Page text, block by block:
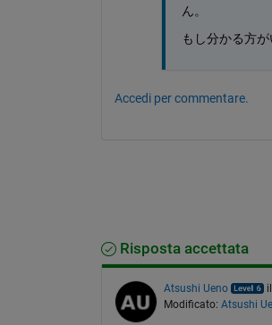
ん。
もし分かる方
Accedi per commentare.
Risposta accettata
Atsushi Ueno
Modificato: Atsushi